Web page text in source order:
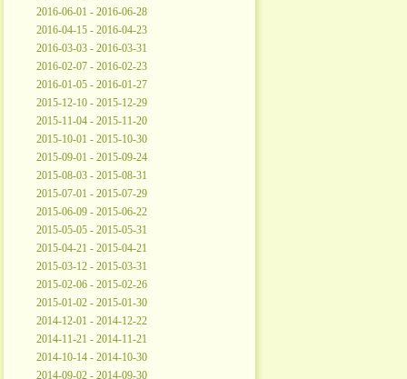
2016-06-01 - 2016-06-28
2016-04-15 - 2016-04-23
2016-03-03 - 2016-03-31
2016-02-07 - 2016-02-23
2016-01-05 - 2016-01-27
2015-12-10 - 2015-12-29
2015-11-04 - 2015-11-20
2015-10-01 - 2015-10-30
2015-09-01 - 2015-09-24
2015-08-03 - 2015-08-31
2015-07-01 - 2015-07-29
2015-06-09 - 2015-06-22
2015-05-05 - 2015-05-31
2015-04-21 - 2015-04-21
2015-03-12 - 2015-03-31
2015-02-06 - 2015-02-26
2015-01-02 - 2015-01-30
2014-12-01 - 2014-12-22
2014-11-21 - 2014-11-21
2014-10-14 - 2014-10-30
2014-09-02 - 2014-09-30